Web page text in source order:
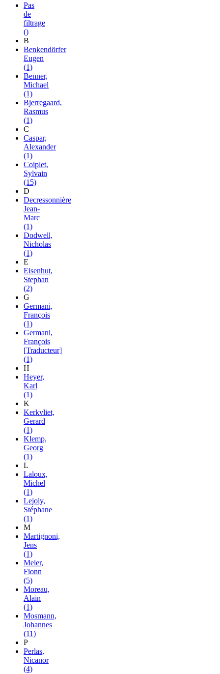
Pas
de
filtrage
()
B
Benkendörfer
Eugen
(1)
Benner,
Michael
(1)
Bjerregaard,
Rasmus
(1)
C
Caspar,
Alexander
(1)
Coiplet,
Sylvain
(15)
D
Decressonnière
Jean-
Marc
(1)
Dodwell,
Nicholas
(1)
E
Eisenhut,
Stephan
(2)
G
Germani,
François
(1)
Germani,
François
[Traducteur]
(1)
H
Heyer,
Karl
(1)
K
Kerkvliet,
Gerard
(1)
Klemp,
Georg
(1)
L
Laloux,
Michel
(1)
Lejoly,
Stéphane
(1)
M
Martignoni,
Jens
(1)
Meier,
Fionn
(5)
Moreau,
Alain
(1)
Mosmann,
Johannes
(11)
P
Perlas,
Nicanor
(4)